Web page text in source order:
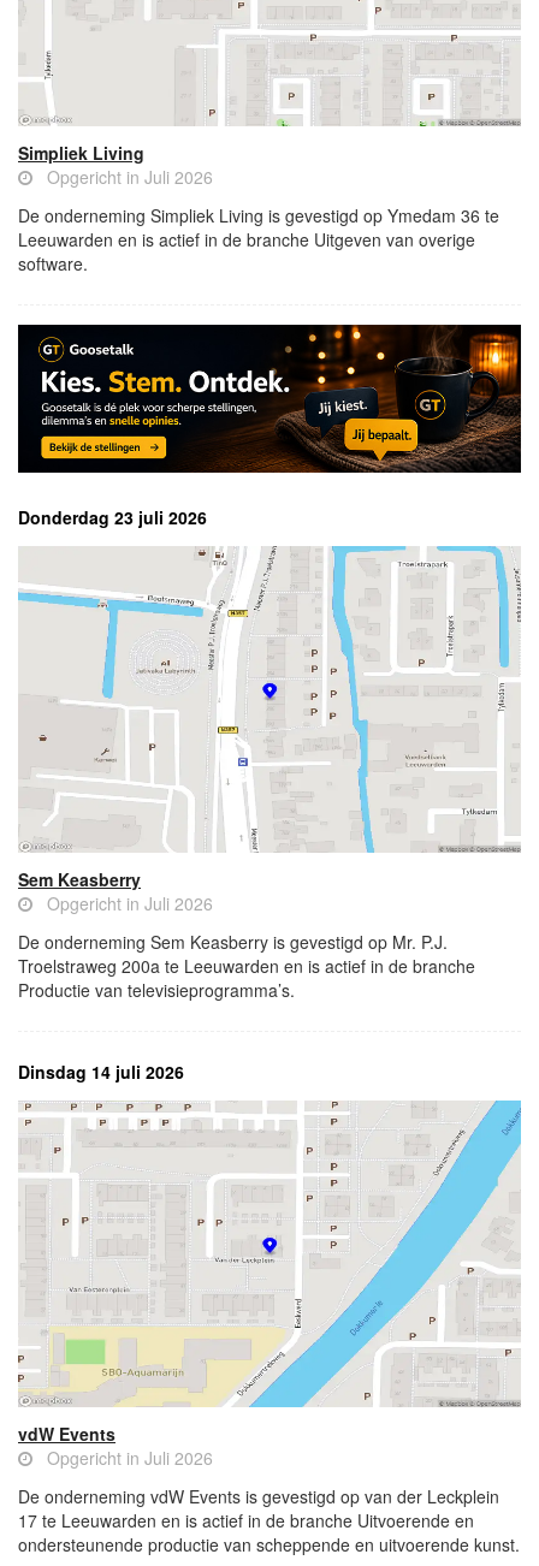
Simpliek Living
Opgericht in Juli 2026
De onderneming Simpliek Living is gevestigd op Ymedam 36 te
Leeuwarden en is actief in de branche Uitgeven van overige
software.
Donderdag 23 juli 2026
Sem Keasberry
Opgericht in Juli 2026
De onderneming Sem Keasberry is gevestigd op Mr. P.J.
Troelstraweg 200a te Leeuwarden en is actief in de branche
Productie van televisieprogramma’s.
Dinsdag 14 juli 2026
vdW Events
Opgericht in Juli 2026
De onderneming vdW Events is gevestigd op van der Leckplein
17 te Leeuwarden en is actief in de branche Uitvoerende en
ondersteunende productie van scheppende en uitvoerende kunst.